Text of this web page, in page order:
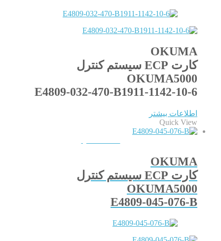
OKUMA
کارت ECP سیستم کنترل
OKUMA5000
E4809-032-470-B1911-1142-10-6
اطلاعات بیشتر
Quick View
OKUMA
کارت ECP سیستم کنترل
OKUMA5000
E4809-045-076-B